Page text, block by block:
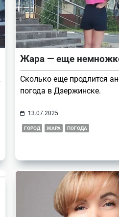
Жара — еще
Сколько еще продлится
погода в Дзержинске.
13.07.2025
ГОРОД ЖАРА ПОГОДА